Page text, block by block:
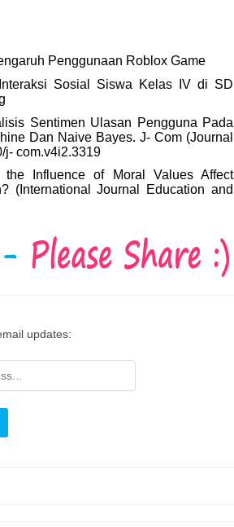
Penggunaan Roblox Game
Sosial Siswa Kelas IV di SD
Sentimen Ulasan Pengguna Pada
Dan Naive Bayes. J- Com (Journal
j- com.v4i2.3319
Influence of Moral Values Affect
(International Journal Education and
updates: